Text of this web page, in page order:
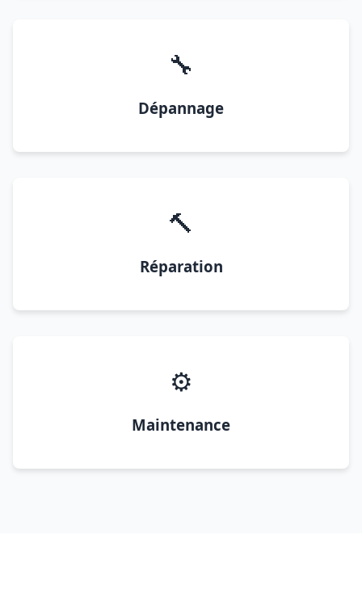
🔧
Dépannage
🔨
Réparation
⚙️
Maintenance